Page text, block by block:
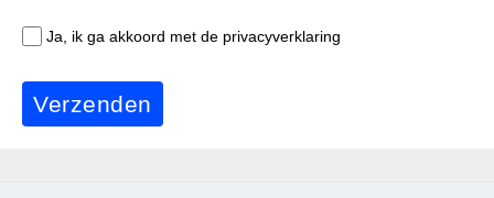
Ja, ik ga akkoord met de privacyverklaring
Verzenden